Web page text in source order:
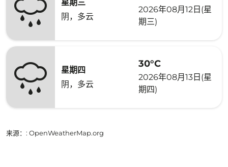
星期三
阴，多云
2026年08月12日(星
期三)
星期四
阴，多云
30°C
2026年08月13日(星
期四)
来源： : OpenWeatherMap.org